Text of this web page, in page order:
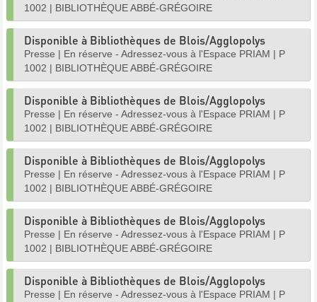
1002 | BIBLIOTHÈQUE ABBÉ-GRÉGOIRE
Disponible à Bibliothèques de Blois/Agglopolys
Presse | En réserve - Adressez-vous à l'Espace PRIAM | P
1002 | BIBLIOTHÈQUE ABBÉ-GRÉGOIRE
Disponible à Bibliothèques de Blois/Agglopolys
Presse | En réserve - Adressez-vous à l'Espace PRIAM | P
1002 | BIBLIOTHÈQUE ABBÉ-GRÉGOIRE
Disponible à Bibliothèques de Blois/Agglopolys
Presse | En réserve - Adressez-vous à l'Espace PRIAM | P
1002 | BIBLIOTHÈQUE ABBÉ-GRÉGOIRE
Disponible à Bibliothèques de Blois/Agglopolys
Presse | En réserve - Adressez-vous à l'Espace PRIAM | P
1002 | BIBLIOTHÈQUE ABBÉ-GRÉGOIRE
Disponible à Bibliothèques de Blois/Agglopolys
Presse | En réserve - Adressez-vous à l'Espace PRIAM | P